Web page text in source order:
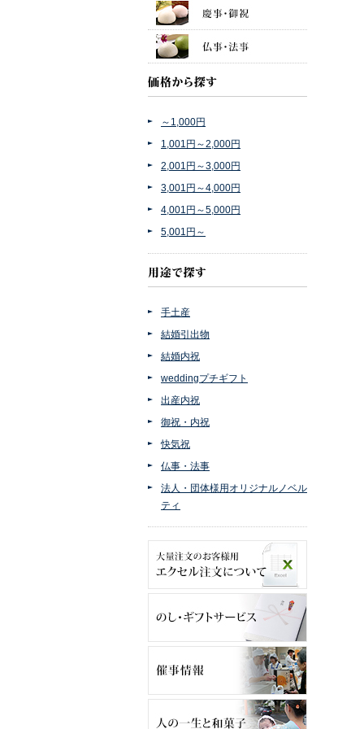
～1,000円
1,001円～2,000円
2,001円～3,000円
3,001円～4,000円
4,001円～5,000円
5,001円～
手土産
結婚引出物
結婚内祝
weddingプチギフト
出産内祝
御祝・内祝
快気祝
仏事・法事
法人・団体様用オリジナルノベル
ティ